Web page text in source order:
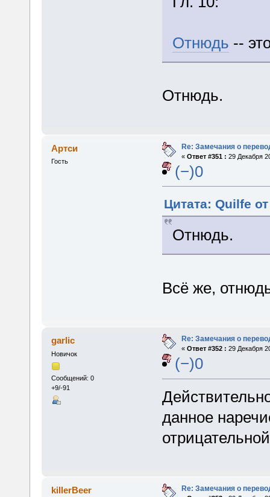
Отнюдь --
Отнюдь.
Артси
Гость
Re: Замечания о
« Ответ #351 : 29 Декабря
(−)0
Цитата: Quilfe
Отнюдь.
Всё же,
garlic
Новичок
Сообщений: 0
+9/-91
Re: Замечания о
« Ответ #352 : 29 Декабря
(−)0
данное
killerBeer Re: Замечания о